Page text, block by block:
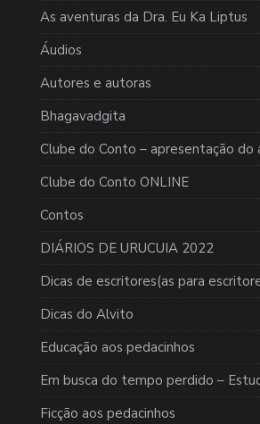
As aventuras da Dra. Eu Ka Liptus
Áudios
Autores e autoras
Bhagavadgita
Clube do Conto – apresentação
Clube do Conto ONLINE
Contos
DIÁRIOS DE URUCUIA 2022
Dicas de escritores(as para
Dicas do Alvito
Educação aos pedacinhos
Em busca do tempo perdido –
Ficção aos pedacinhos